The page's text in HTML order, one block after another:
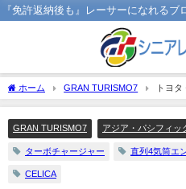
『免許返納後も』レーサーになれる
ホーム GRAN TURISMO7
トヨ
挑んだWRC・"最も精巧な"不正の全貌とス
GRAN TURISMO7 アジア・パシフィッ
ターボチャージャー 直列4気筒エ
CELICA